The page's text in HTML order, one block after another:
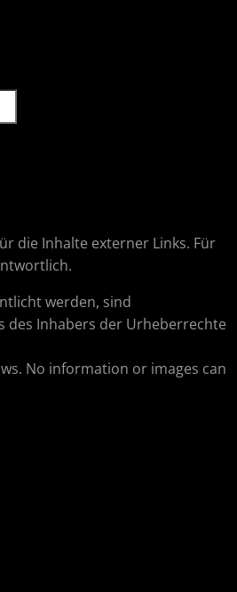
die Inhalte externer Links. Für
werden, sind
Inhabers der Urheberrechte
No information or images can